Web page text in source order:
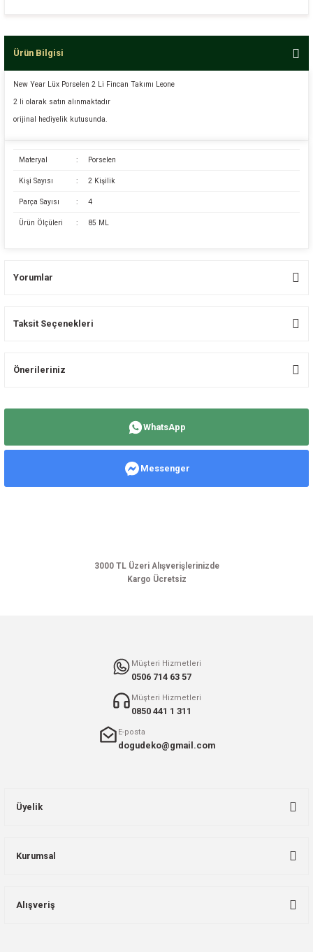
Ürün Bilgisi
New Year Lüx Porselen 2 Li Fincan Takımı Leone
2 li olarak satın alınmaktadır
orijinal hediyelik kutusunda.
Materyal : Porselen
Kişi Sayısı : 2 Kişilik
Parça Sayısı : 4
Ürün Ölçüleri : 85 ML
Yorumlar
Taksit Seçenekleri
Önerileriniz
Ürün resmi kalitesiz, bozuk veya görüntülenemiyor.
WhatsApp
Messenger
3000 TL Üzeri Alışverişlerinizde
Kargo Ücretsiz
Müşteri Hizmetleri
0506 714 63 57
Müşteri Hizmetleri
0850 441 1 311
E-posta
dogudeko@gmail.com
Üyelik
Kurumsal
Alışveriş